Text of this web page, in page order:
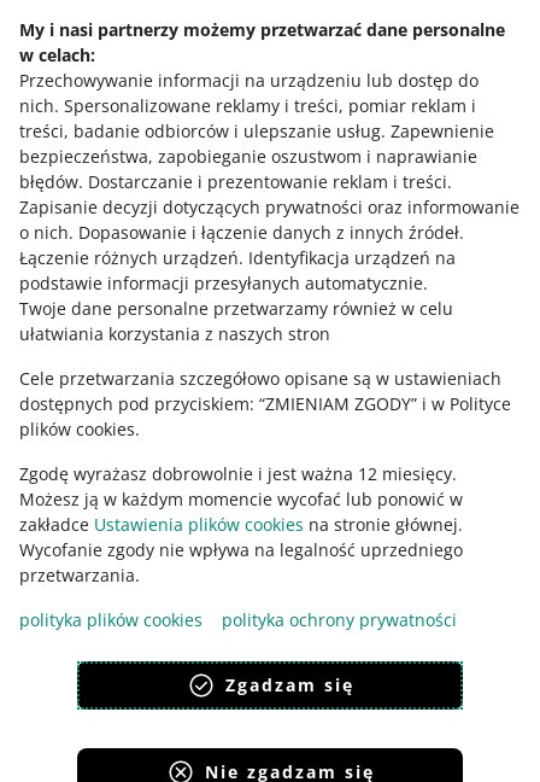
My i nasi partnerzy możemy przetwarzać dane personalne
w celach:
Przechowywanie informacji na urządzeniu lub dostęp do
nich. Spersonalizowane reklamy i treści, pomiar reklam i
treści, badanie odbiorców i ulepszanie usług. Zapewnienie
bezpieczeństwa, zapobieganie oszustwom i naprawianie
błędów. Dostarczanie i prezentowanie reklam i treści.
Zapisanie decyzji dotyczących prywatności oraz informowanie
o nich. Dopasowanie i łączenie danych z innych źródeł.
Łączenie różnych urządzeń. Identyfikacja urządzeń na
podstawie informacji przesyłanych automatycznie.
Twoje dane personalne przetwarzamy również w celu
ułatwiania korzystania z naszych stron
Cele przetwarzania szczegółowo opisane są w ustawieniach
dostępnych pod przyciskiem: “ZMIENIAM ZGODY” i w Polityce
plików cookies.
Zgodę wyrażasz dobrowolnie i jest ważna 12 miesięcy.
Możesz ją w każdym momencie wycofać lub ponowić w
zakładce Ustawienia plików cookies na stronie głównej.
Wycofanie zgody nie wpływa na legalność uprzedniego
przetwarzania.
polityka plików cookies
polityka ochrony prywatności
Zgadzam się
Nie zgadzam się
Potrzebujesz pomocy?
Skontaktuj się z nami
Zapytaj społeczność
Zajrzyj na Allegro Gadane
Ta strona jest też dostępna w innych językach
wygląd: